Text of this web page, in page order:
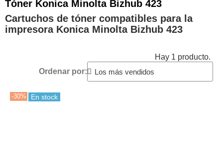
Tóner Konica Minolta Bizhub 423
Cartuchos de tóner compatibles para la
impresora Konica Minolta Bizhub 423
Hay 1 producto.
Ordenar por:
-30% En stock